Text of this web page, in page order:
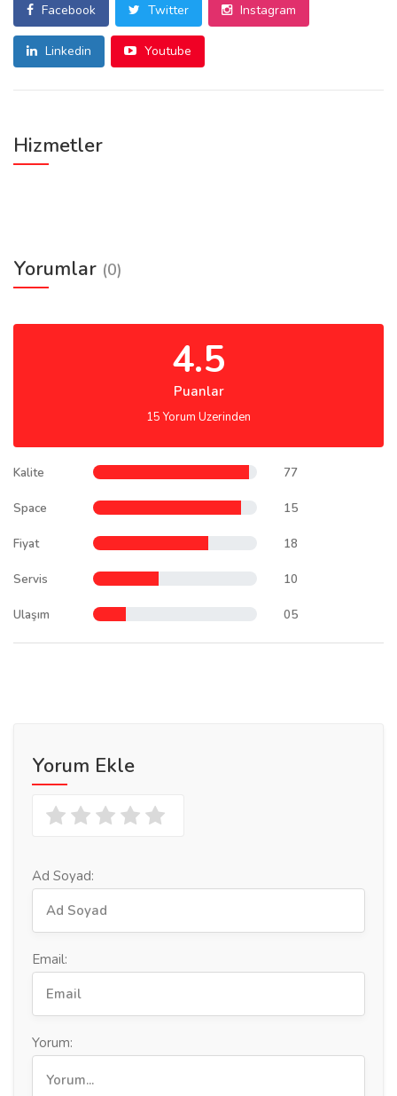
Facebook Twitter Instagram
Linkedin Youtube
Hizmetler
Yorumlar (0)
4.5
Puanlar
15 Yorum Uzerinden
Kalite 77
Space 15
Fiyat 18
Servis 10
Ulaşım 05
Yorum Ekle
Ad Soyad:
Email:
Yorum: